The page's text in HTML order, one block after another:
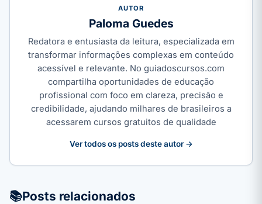
AUTOR
Paloma Guedes
Redatora e entusiasta da leitura, especializada em
transformar informações complexas em conteúdo
acessível e relevante. No guiadoscursos.com
compartilha oportunidades de educação
profissional com foco em clareza, precisão e
credibilidade, ajudando milhares de brasileiros a
acessarem cursos gratuitos de qualidade
Ver todos os posts deste autor →
📚Posts relacionados